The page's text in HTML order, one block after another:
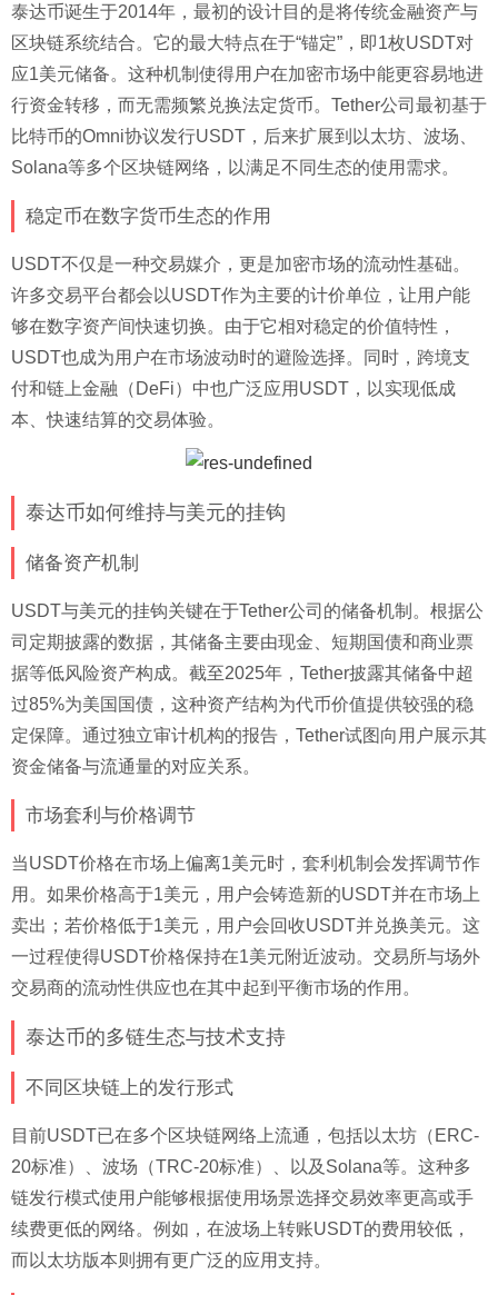
泰达币诞生于2014年，最初的设计目的是将传统金融资产与
区块链系统结合。它的最大特点在于“锚定”，即1枚USDT对
应1美元储备。这种机制使得用户在加密市场中能更容易地进
行资金转移，而无需频繁兑换法定货币。Tether公司最初基于
比特币的Omni协议发行USDT，后来扩展到以太坊、波场、
Solana等多个区块链网络，以满足不同生态的使用需求。
稳定币在数字货币生态的作用
USDT不仅是一种交易媒介，更是加密市场的流动性基础。
许多交易平台都会以USDT作为主要的计价单位，让用户能
够在数字资产间快速切换。由于它相对稳定的价值特性，
USDT也成为用户在市场波动时的避险选择。同时，跨境支
付和链上金融（DeFi）中也广泛应用USDT，以实现低成
本、快速结算的交易体验。
泰达币如何维持与美元的挂钩
储备资产机制
USDT与美元的挂钩关键在于Tether公司的储备机制。根据公
司定期披露的数据，其储备主要由现金、短期国债和商业票
据等低风险资产构成。截至2025年，Tether披露其储备中超
过85%为美国国债，这种资产结构为代币价值提供较强的稳
定保障。通过独立审计机构的报告，Tether试图向用户展示其
资金储备与流通量的对应关系。
市场套利与价格调节
当USDT价格在市场上偏离1美元时，套利机制会发挥调节作
用。如果价格高于1美元，用户会铸造新的USDT并在市场上
卖出；若价格低于1美元，用户会回收USDT并兑换美元。这
一过程使得USDT价格保持在1美元附近波动。交易所与场外
交易商的流动性供应也在其中起到平衡市场的作用。
泰达币的多链生态与技术支持
不同区块链上的发行形式
目前USDT已在多个区块链网络上流通，包括以太坊（ERC-
20标准）、波场（TRC-20标准）、以及Solana等。这种多
链发行模式使用户能够根据使用场景选择交易效率更高或手
续费更低的网络。例如，在波场上转账USDT的费用较低，
而以太坊版本则拥有更广泛的应用支持。